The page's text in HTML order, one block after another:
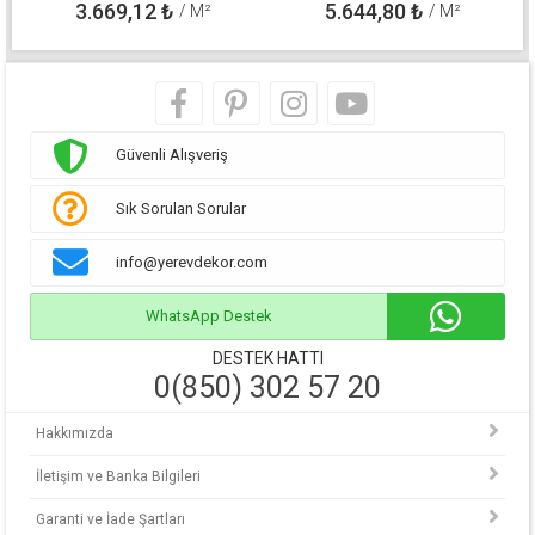
3.669,12₺ / M² 5.644,80₺ / M²
Güvenli Alışveriş
Sık Sorulan Sorular
info@yerevdekor.com
WhatsApp Destek
DESTEK HATTI
0(850) 302 57 20
Hakkımızda
İletişim ve Banka Bilgileri
Garanti ve İade Şartları